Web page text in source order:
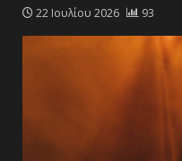
22 Ιουλίου 2026 93